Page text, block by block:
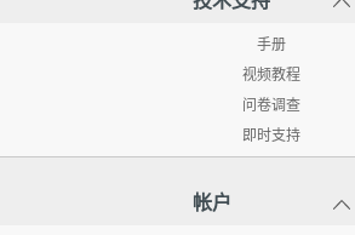
手册
视频教程
问卷调查
即时支持
帐户